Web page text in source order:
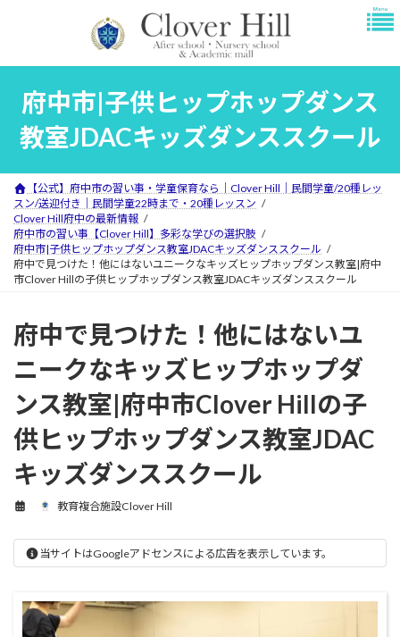
府中市|子供ヒップホップダンス
教室JDACキッズダンススクール
【公式】府中市の習い事・学童保育なら｜Clover Hill｜民間学童/20種レッ
スン/送迎付き｜民間学童22時まで・20種レッスン
Clover Hill府中の最新情報
府中市の習い事【Clover Hill】多彩な学びの選択肢
府中市|子供ヒップホップダンス教室JDACキッズダンススクール
府中で見つけた！他にはないユニークなキッズヒップホップダンス教室|府中
市Clover Hillの子供ヒップホップダンス教室JDACキッズダンススクール
府中で見つけた！他にはないユ
ニークなキッズヒップホップダ
ンス教室|府中市Clover Hillの子
供ヒップホップダンス教室JDAC
キッズダンススクール
教育複合施設Clover Hill
当サイトはGoogleアドセンスによる広告を表示しています。